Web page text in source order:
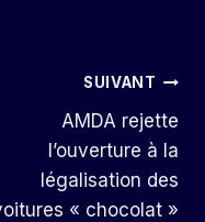
SUIVANT
AMDA rejette
l’ouverture à la
légalisation des
« chocolat »